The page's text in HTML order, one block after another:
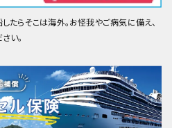
たらそこは海外。お怪我やご病気に備え、
い。